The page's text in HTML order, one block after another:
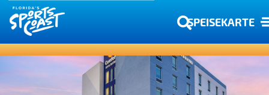
SPEISEKARTE